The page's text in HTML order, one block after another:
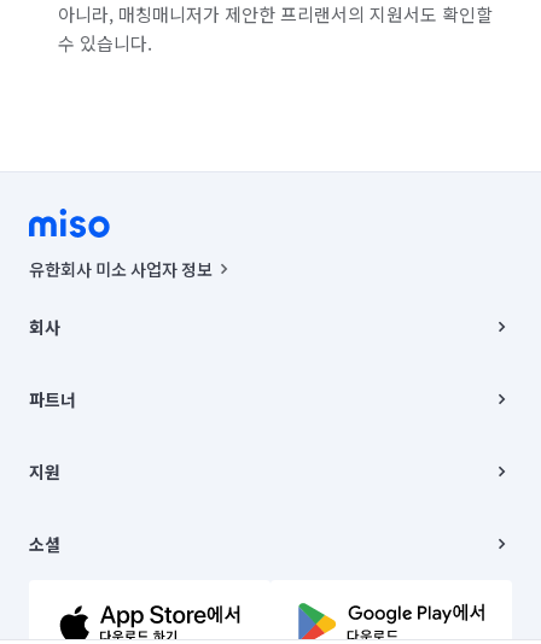
아니라, 매칭매니저가 제안한 프리랜서의 지원서도 확인할
수 있습니다.
유한회사 미소 사업자 정보
00019 |
주소 | 본사: 서울특별시 종로구 율곡로 6(중학동, 트윈트리빌딩) B동 5층
컨택센터 : 서울특별시 종로구 수송동 율곡로 24, 7층, 8층 미소
상품, 상품정보, 거래에 관한 의무와 책임은 거래당사자에게 있습니다.
언론 보도 관련 문의:
© 유한회사 미소. Miso, Inc. All Rights Reserved.
회사
채용
파트너
이사
지원
이용약관
문의하기
소셜
유튜브